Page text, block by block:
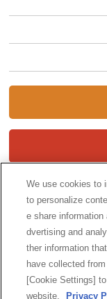
We use cookies to
to personalize
e share
dvertising and
ther information
have collected
[Cookie Settings]
website.
Privacy